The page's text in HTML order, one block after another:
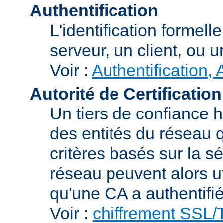
Authentification
L'identification
serveur, un client, ou
Voir : Authentification,
Autorité de
Un tiers de confiance
des entités du réseau
critères basés sur la
réseau peuvent alors
qu'une CA a
Voir : chiffrement SSL/